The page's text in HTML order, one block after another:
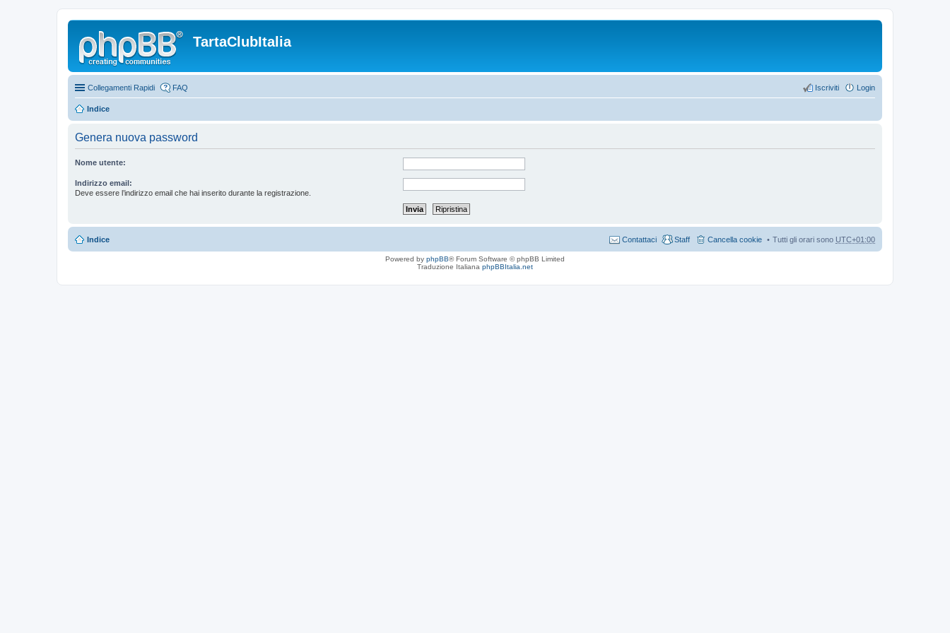
TartaClubItalia
Collegamenti Rapidi FAQ Login
Iscriviti
Indice
Genera nuova password
Nome utente:
Indirizzo email:
Deve essere l’indirizzo email che hai inserito durante la registrazione.
Indice Tutti gli orari sono UTC+01:00
Cancella cookie
Staff
Contattaci
Powered by phpBB® Forum Software © phpBB Limited
Traduzione Italiana phpBBItalia.net